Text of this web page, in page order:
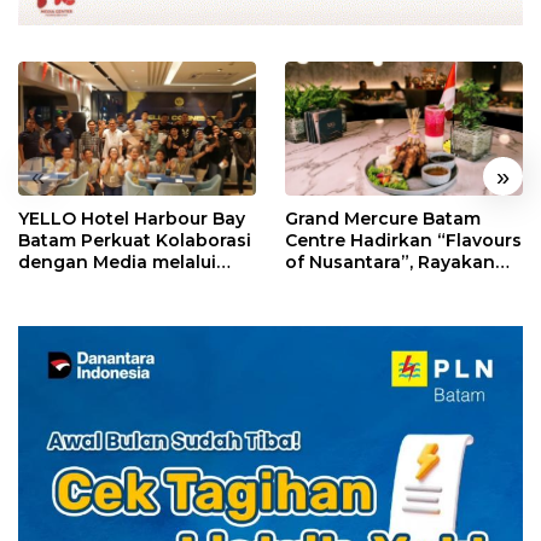
« »
YELLO Hotel Harbour Bay
Batam Perkuat Kolaborasi
dengan Media melalui
Grand Mercure Batam
Centre Hadirkan “Flavours
of Nusantara”, Rayakan